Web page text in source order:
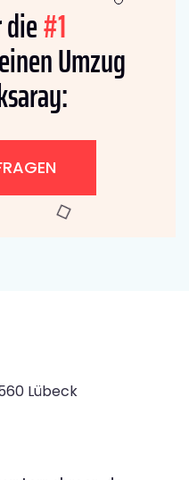
#1
Umzug
Lübeck